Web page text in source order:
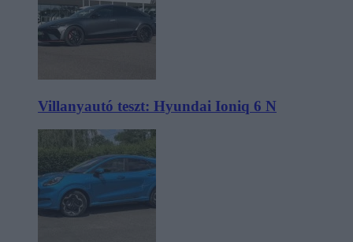
Villanyautó teszt: Hyundai Ioniq 6 N